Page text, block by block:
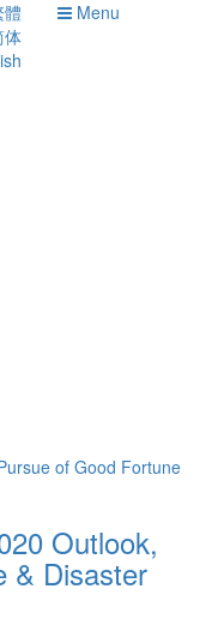
體
体
Menu
Outlook,
& Disaster